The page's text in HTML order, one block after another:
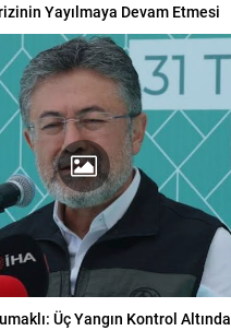
Yayılmaya Devam Etmesi
Üç Yangın Kontrol Altında